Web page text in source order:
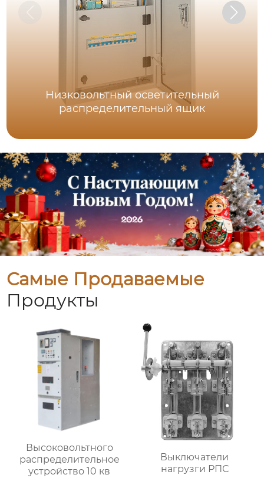
Низковольтный осветительный
распределительный ящик
Самые Продаваемые
Продукты
Высоковольтного
распределительное
устройство 10 кв
Выключатели
нагрузги РПС